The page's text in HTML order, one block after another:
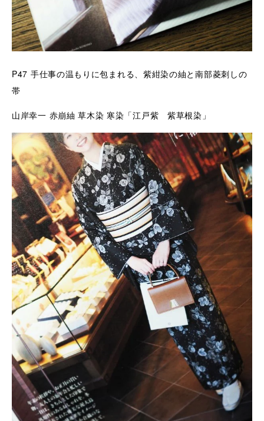
P47 手仕事の温もりに包まれる、紫紺染の紬と南部菱刺しの
帯
山岸幸一 赤崩紬 草木染 寒染「江戸紫 紫草根染」